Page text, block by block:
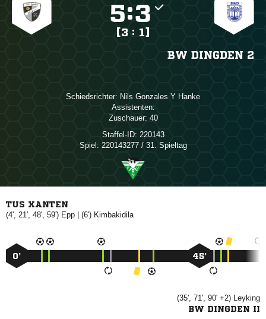
:
[3 : 1]
BW DINGDEN 2
Schiedsrichter:    
Assistenten:
Zuschauer: 40
Staffel-ID: 220143
Spiel: 220143277 / 31. Spieltag
TUS XANTEN
(4', 21', 48', 59')  | (6') 
0’ 45’
(35', 71', 90' +2) 
BW DINGDEN II